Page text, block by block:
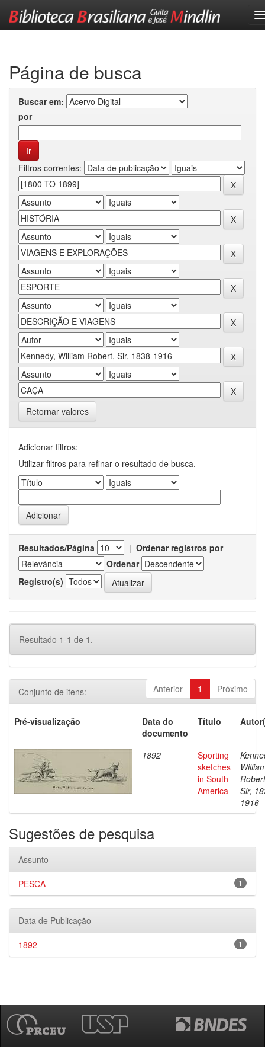
Página de busca
Buscar em:
por
Filtros correntes:
Retornar valores
Adicionar filtros:
Utilizar filtros para refinar o resultado de busca.
Resultados/Página | Ordenar registros por
Ordenar
Registro(s)
Resultado 1-1 de 1.
Anterior 1 Próximo
Conjunto de itens:
Pré-visualização
Data do
documento
Título
1892
Sporting
sketches
in South
America
Sir,
1916
Sugestões de pesquisa
Assunto
1
PESCA
Data de Publicação
1
1892